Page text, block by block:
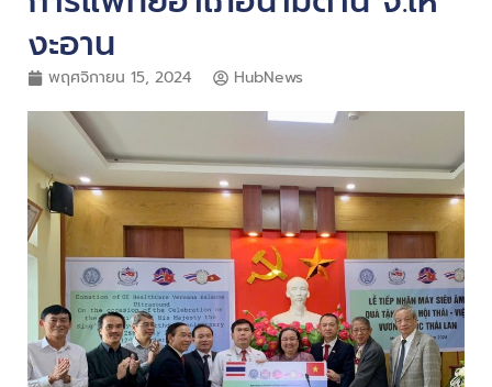
งะอาน
พฤศจิกายน 15, 2024 HubNews